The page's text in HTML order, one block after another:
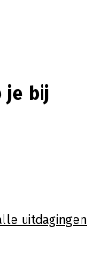
je bij
uitdagingen